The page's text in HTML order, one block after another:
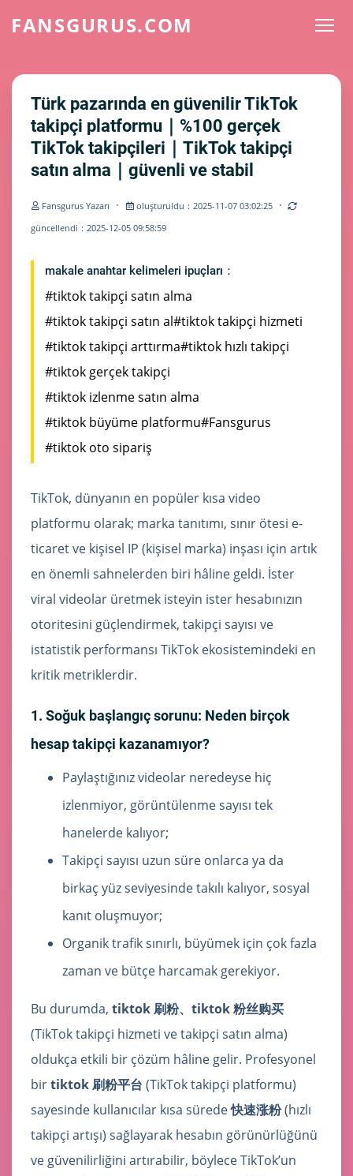
FANSGURUS.COM
Türk pazarında en güvenilir TikTok
takipçi platformu｜%100 gerçek
TikTok takipçileri｜TikTok takipçi
satın alma｜güvenli ve stabil
Fansgurus Yazarı · oluşturuldu：2025-11-07 03:02:25 ·
güncellendi：2025-12-05 09:58:59
makale anahtar kelimeleri ipuçları：
#tiktok takipçi satın alma
#tiktok takipçi satın al#tiktok takipçi hizmeti
#tiktok takipçi arttırma#tiktok hızlı takipçi
#tiktok gerçek takipçi
#tiktok izlenme satın alma
#tiktok büyüme platformu#Fansgurus
#tiktok oto sipariş
TikTok, dünyanın en popüler kısa video
platformu olarak; marka tanıtımı, sınır ötesi e-
ticaret ve kişisel IP (kişisel marka) inşası için artık
en önemli sahnelerden biri hâline geldi. İster
viral videolar üretmek isteyin ister hesabınızın
otoritesini güçlendirmek, takipçi sayısı ve
istatistik performansı TikTok ekosistemindeki en
kritik metriklerdir.
1. Soğuk başlangıç sorunu: Neden birçok
hesap takipçi kazanamıyor?
Paylaştığınız videolar neredeyse hiç
izlenmiyor, görüntülenme sayısı tek
hanelerde kalıyor;
Takipçi sayısı uzun süre onlarca ya da
birkaç yüz seviyesinde takılı kalıyor, sosyal
kanıt oluşmuyor;
Organik trafik sınırlı, büyümek için çok fazla
zaman ve bütçe harcamak gerekiyor.
Bu durumda, tiktok 刷粉、tiktok 粉丝购买
(TikTok takipçi hizmeti ve takipçi satın alma)
oldukça etkili bir çözüm hâline gelir. Profesyonel
birtiktok 刷粉平台 (TikTok takipçi platformu)
sayesinde kullanıcılar kısa sürede快速涨粉(hızlı
takipçi artışı) sağlayarak hesabın görünürlüğünü
ve güvenilirliğini artırabilir, böylece TikTok’un